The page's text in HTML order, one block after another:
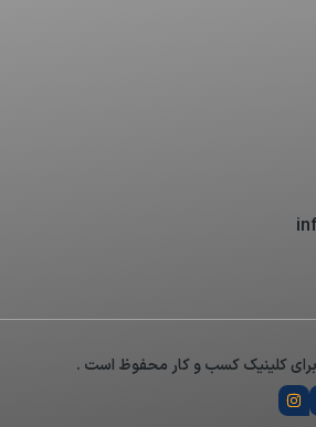
کلینیک کسب و کار محفوظ است .